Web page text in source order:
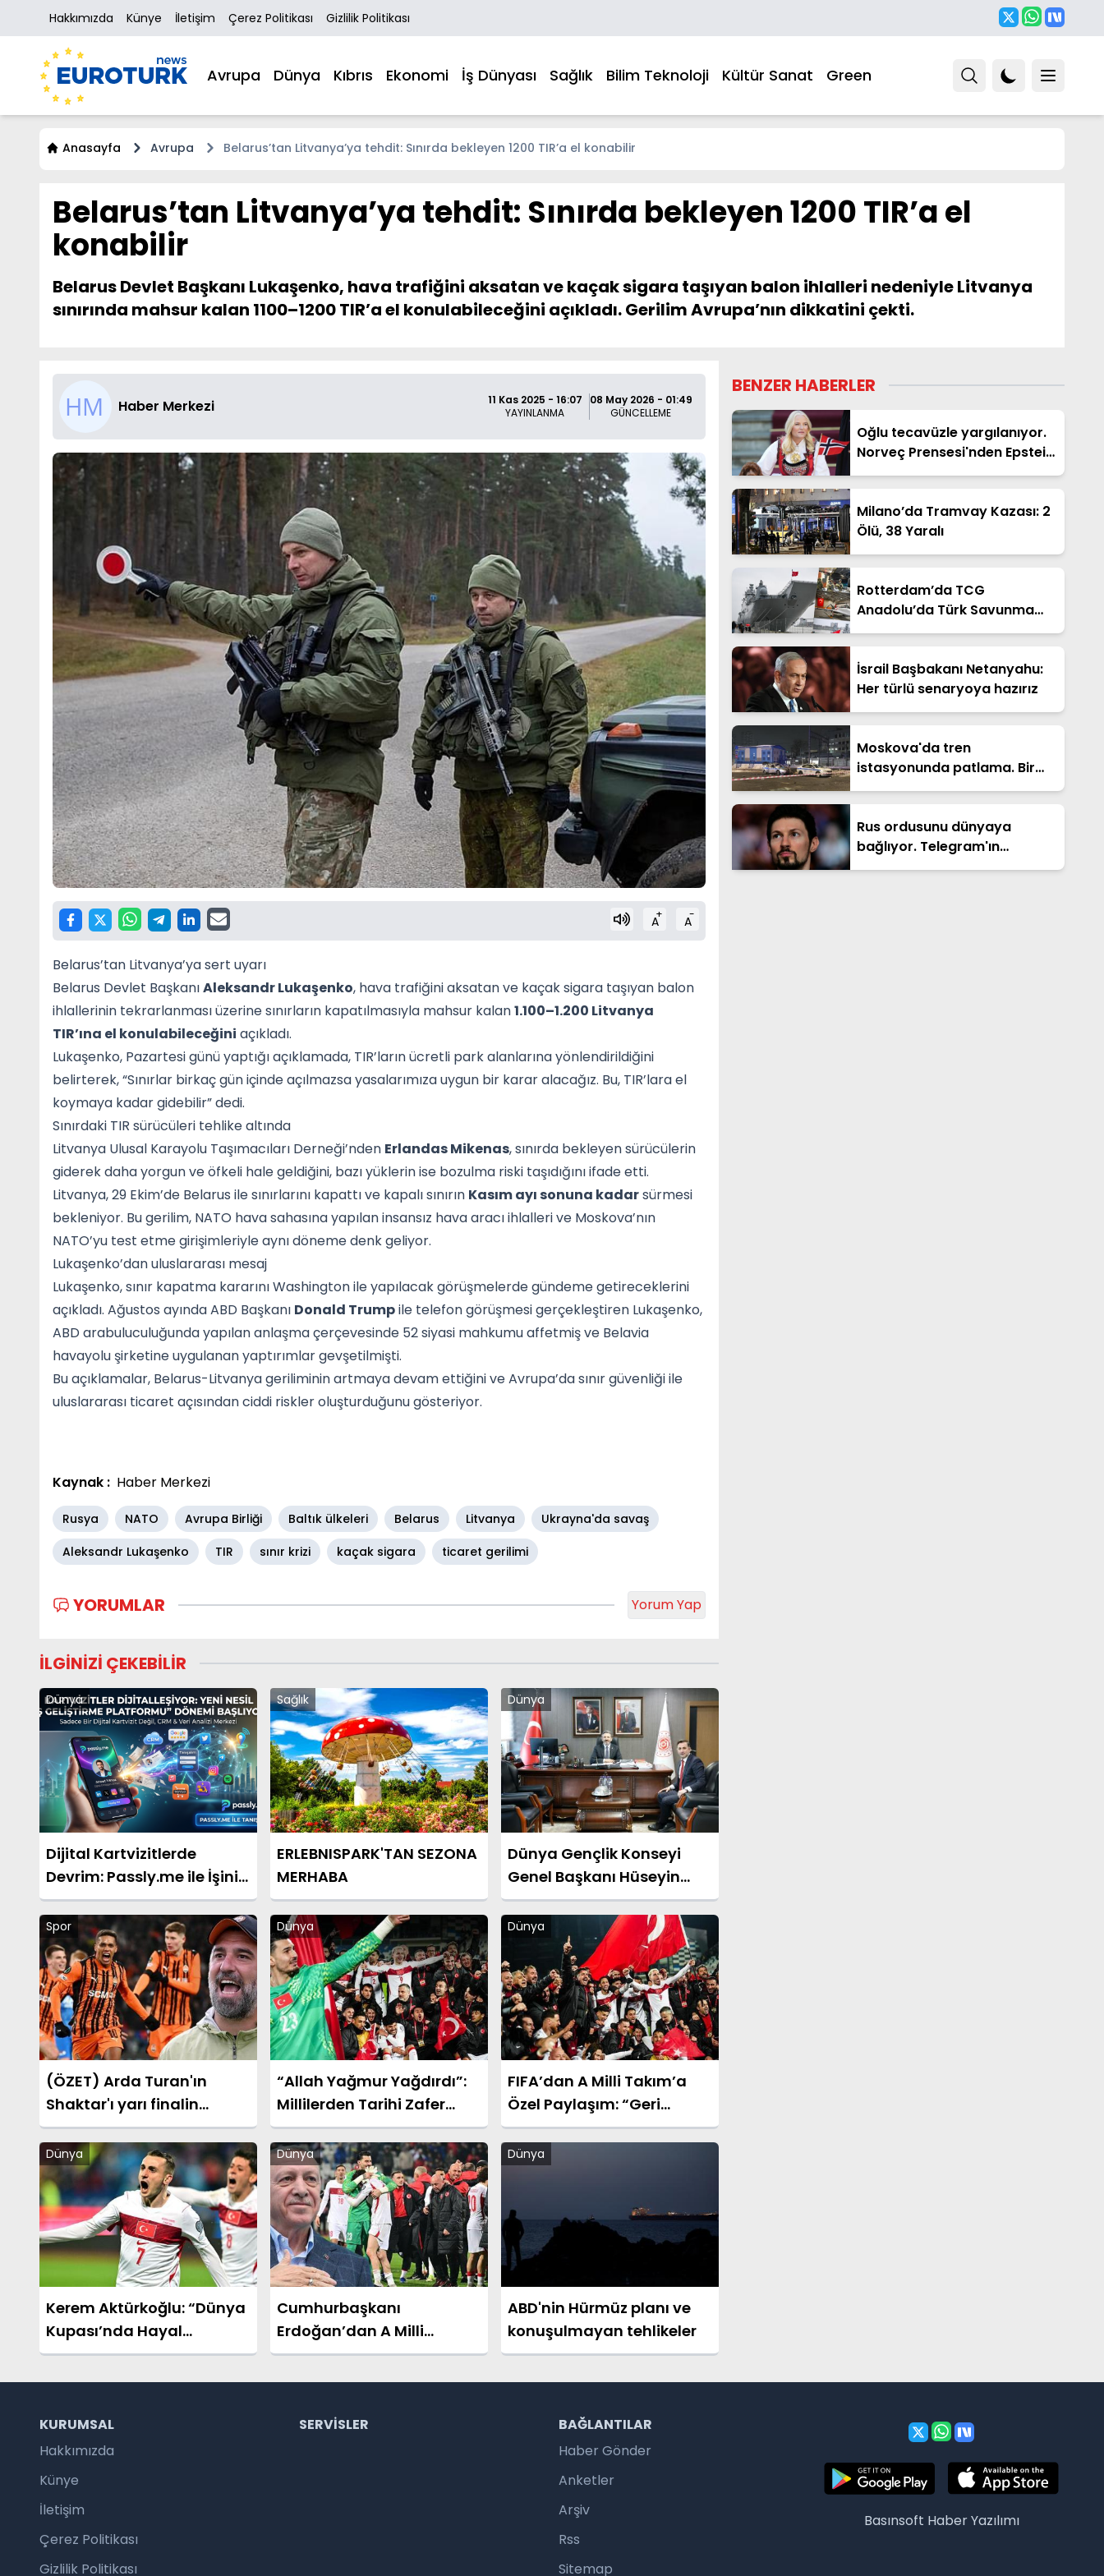
Hakkımızda Künye İletişim Çerez Politikası Gizlilik Politikası
Avrupa Dünya Kıbrıs Ekonomi İş Dünyası Sağlık Bilim Teknoloji Kültür Sanat Green
Anasayfa Avrupa Belarus’tan Litvanya’ya tehdit: Sınırda bekleyen 1200 TIR’a el konabilir
Belarus’tan Litvanya’ya tehdit: Sınırda bekleyen 1200 TIR’a el
konabilir
Belarus Devlet Başkanı Lukaşenko, hava trafiğini aksatan ve kaçak sigara taşıyan balon ihlalleri nedeniyle Litvanya
sınırında mahsur kalan 1100–1200 TIR’a el konulabileceğini açıkladı. Gerilim Avrupa’nın dikkatini çekti.
Haber Merkezi
11 Kas 2025 - 16:07
YAYINLANMA
08 May 2026 - 01:49
GÜNCELLEME
A+ A-
Belarus’tan Litvanya’ya sert uyarı
Belarus Devlet BaşkanıAleksandr Lukaşenko, hava trafiğini aksatan ve kaçak sigara taşıyan balon
ihlallerinin tekrarlanması üzerine sınırların kapatılmasıyla mahsur kalan1.100–1.200 Litvanya
TIR’ına el konulabileceğini açıkladı.
Lukaşenko, Pazartesi günü yaptığı açıklamada, TIR’ların ücretli park alanlarına yönlendirildiğini
belirterek, “Sınırlar birkaç gün içinde açılmazsa yasalarımıza uygun bir karar alacağız. Bu, TIR’lara el
koymaya kadar gidebilir” dedi.
Sınırdaki TIR sürücüleri tehlike altında
Litvanya Ulusal Karayolu Taşımacıları Derneği’nden Erlandas Mikenas, sınırda bekleyen sürücülerin
giderek daha yorgun ve öfkeli hale geldiğini, bazı yüklerin ise bozulma riski taşıdığını ifade etti.
Litvanya, 29 Ekim’de Belarus ile sınırlarını kapattı ve kapalı sınırın Kasım ayı sonuna kadarsürmesi
bekleniyor. Bu gerilim, NATO hava sahasına yapılan insansız hava aracı ihlalleri ve Moskova’nın
NATO’yu test etme girişimleriyle aynı döneme denk geliyor.
Lukaşenko’dan uluslararası mesaj
Lukaşenko, sınır kapatma kararını Washington ile yapılacak görüşmelerde gündeme getireceklerini
açıkladı. Ağustos ayında ABD Başkanı Donald Trumpile telefon görüşmesi gerçekleştiren Lukaşenko,
ABD arabuluculuğunda yapılan anlaşma çerçevesinde 52 siyasi mahkumu affetmiş ve Belavia
havayolu şirketine uygulanan yaptırımlar gevşetilmişti.
Bu açıklamalar, Belarus-Litvanya geriliminin artmaya devam ettiğini ve Avrupa’da sınır güvenliği ile
uluslararası ticaret açısından ciddi riskler oluşturduğunu gösteriyor.
Kaynak : Haber Merkezi
Rusya NATO Avrupa Birliği Baltık ülkeleri Belarus Litvanya
Ukrayna'da savaş
Aleksandr Lukaşenko
TIR sınır krizi kaçak sigara ticaret gerilimi
YORUMLAR Yorum Yap
İLGİNİZİ ÇEKEBİLİR
Dünya
Dijital Kartvizitlerde
Devrim: Passly.me ile İşinizi
Tek Tıkla Büyütün
Sağlık
ERLEBNISPARK'TAN SEZONA
MERHABA
Dünya
Dünya Gençlik Konseyi
Genel Başkanı Hüseyin
Celep’ten Bakan
Yardımcısı Ahmet Aydın’a
Spor
(ÖZET) Arda Turan'ın
Shaktar'ı yarı finalin
kapılarını araladı! Shaktar
Donetsk - AZ Alkmaar
maçı sonucu: 3-0 (UEFA
Konferans Ligi)
Dünya
“Allah Yağmur Yağdırdı”:
Millilerden Tarihi Zafer
Sonrası Duygusal Sözler
Dünya
FIFA’dan A Milli Takım’a
Özel Paylaşım: “Geri
Döndüler”
Dünya
Kerem Aktürkoğlu: “Dünya
Kupası’nda Hayal
Kurduracağız”
Dünya
Cumhurbaşkanı
Erdoğan’dan A Milli
Takım’a Tebrik Mesajı
Dünya
ABD'nin Hürmüz planı ve
konuşulmayan tehlikeler
BENZER HABERLER
Oğlu tecavüzle yargılanıyor.
Norveç Prensesi'nden Epstein
itirafı
Milano’da Tramvay Kazası: 2
Ölü, 38 Yaralı
Rotterdam’da TCG
Anadolu’da Türk Savunma
Sanayi Fuarı
İsrail Başbakanı Netanyahu:
Her türlü senaryoya hazırız
Moskova'da tren
istasyonunda patlama. Bir
polis öldü
Rus ordusunu dünyaya
bağlıyor. Telegram'ın
kurucusuna ceza
KURUMSAL
Hakkımızda
Künye
İletişim
Çerez Politikası
Gizlilik Politikası
SERVISLER
BAĞLANTILAR
Haber Gönder
Anketler
Arşiv
Rss
Sitemap
Basınsoft Haber Yazılımı